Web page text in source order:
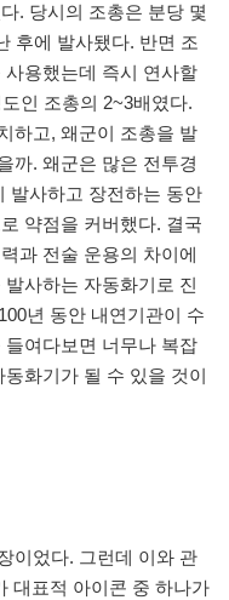
. 당시의 조총은 분당 몇
후에 발사됐다. 반면 조
용했는데 즉시 연사할
인 조총의 2~3배였다.
하고, 왜군이 조총을 발
까. 왜군은 많은 전투경
발사하고 장전하는 동안
약점을 커버했다. 결국
과 전술 운용의 차이에
사하는 자동화기로 진
년 동안 내연기관이 수
여다보면 너무나 복잡
화기가 될 수 있을 것이
이었다. 그런데 이와 관
대표적 아이콘 중 하나가